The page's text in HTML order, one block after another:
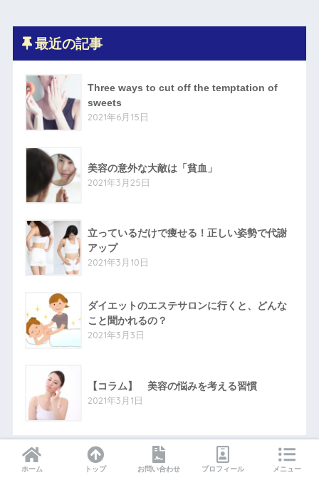
最近の記事
Three ways to cut off the temptation of
sweets
2021年6月15日
美容の意外な大敵は「貧血」
2021年3月25日
立っているだけで痩せる！正しい姿勢で代謝
アップ
2021年3月10日
ダイエットのエステサロンに行くと、どんな
こと聞かれるの？
2021年3月3日
【コラム】 美容の悩みを考える習慣
2021年3月1日
ホーム トップ お問い合わせ プロフィール メニュー